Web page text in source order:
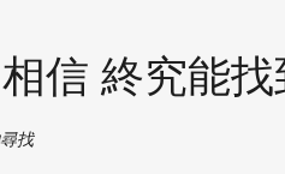
信 終究能
找